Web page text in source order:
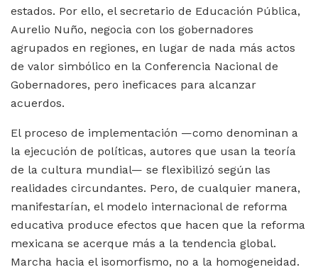
estados. Por ello, el secretario de Educación Pública,
Aurelio Nuño, negocia con los gobernadores
agrupados en regiones, en lugar de nada más actos
de valor simbólico en la Conferencia Nacional de
Gobernadores, pero ineficaces para alcanzar
acuerdos.
El proceso de implementación —como denominan a
la ejecución de políticas, autores que usan la teoría
de la cultura mundial— se flexibilizó según las
realidades circundantes. Pero, de cualquier manera,
manifestarían, el modelo internacional de reforma
educativa produce efectos que hacen que la reforma
mexicana se acerque más a la tendencia global.
Marcha hacia el isomorfismo, no a la homogeneidad.